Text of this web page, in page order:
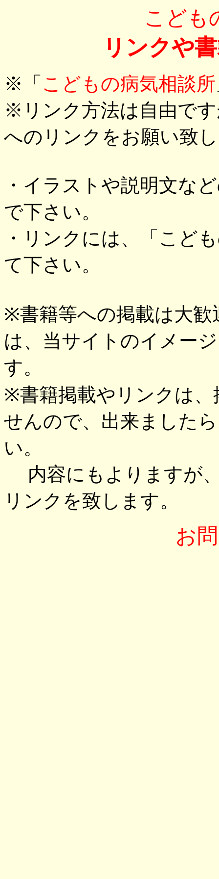
こども
リンクや
※「 こどもの病気相談所
※リンク方法は自由で
へのリンクをお願い致
・イラストや説明文な
で下さい。
・リンクには、「こど
て下さい。
※書籍等への掲載は大歓
は、当サイトのイメー
す。
※書籍掲載やリンクは
せんので、出来ました
い。
内容にもよりますが
リンクを致します。
お